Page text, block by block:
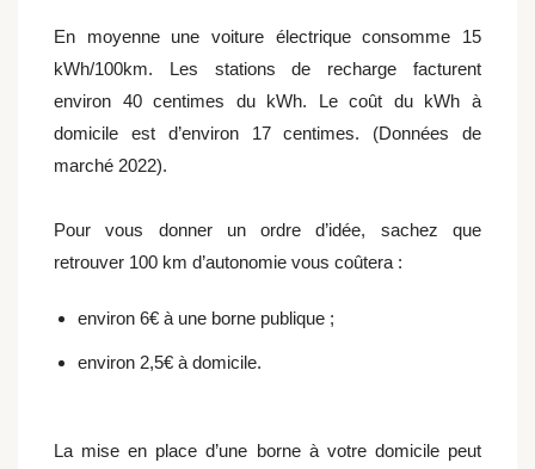
En moyenne une voiture électrique consomme 15
kWh/100km. Les stations de recharge facturent
environ 40 centimes du kWh. Le coût du kWh à
domicile est d’environ 17 centimes. (Données de
marché 2022).
Pour vous donner un ordre d’idée, sachez que
retrouver 100 km d’autonomie vous coûtera :
environ 6€ à une borne publique ;
environ 2,5€ à domicile.
La mise en place d’une borne à votre domicile peut